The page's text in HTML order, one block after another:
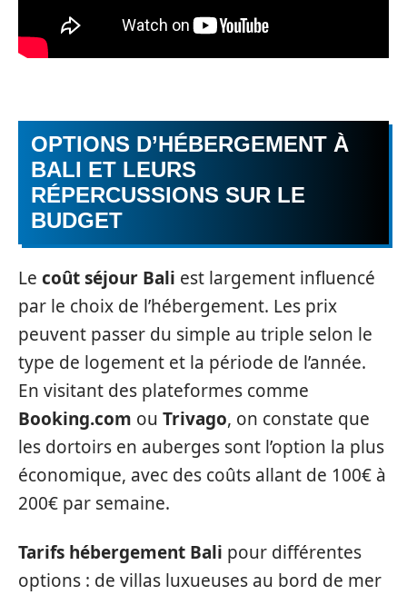
OPTIONS D’HÉBERGEMENT À
BALI ET LEURS
RÉPERCUSSIONS SUR LE
BUDGET
Le coût séjour Bali est largement influencé
par le choix de l’hébergement. Les prix
peuvent passer du simple au triple selon le
type de logement et la période de l’année.
En visitant des plateformes comme
Booking.com ou Trivago, on constate que
les dortoirs en auberges sont l’option la plus
économique, avec des coûts allant de 100€ à
200€ par semaine.
Tarifs hébergement Bali pour différentes
options : de villas luxueuses au bord de mer